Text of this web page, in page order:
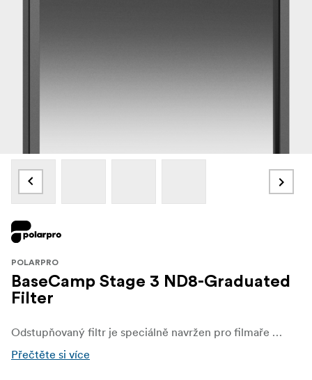
POLARPRO
BaseCamp Stage 3 ND8-Graduated
Filter
Odstupňovaný filtr je speciálně navržen pro filmaře a fotografy, kteří potřebují řídit expozici ve scénách s jasnou oblohou a tmavším popředím. Díky 3 stupňům odstupňované redukce světla umožňuje tento filtr vyvážené, přirozeně vypadající přechody expozice, takže je ideální pro krajiny, západy slunce a další vysoce kontrastní prostředí.
Přečtěte si více